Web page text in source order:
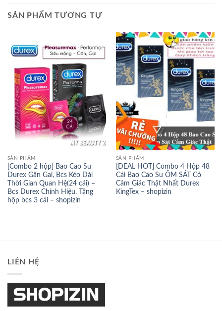
SẢN PHẨM TƯƠNG TỰ
SẢN PHẨM
[Combo 2 hộp] Bao Cao Su
Durex Gân Gai, Bcs Kéo Dài
Thời Gian Quan Hệ(24 cái) –
Bcs Durex Chính Hiệu. Tặng
hộp bcs 3 cái – shopizin
SẢN PHẨM
[DEAL HOT] Combo 4 Hộp 48
Cái Bao Cao Su ÔM SÁT Có
Cảm Giác Thật Nhất Durex
KingTex – shopizin
LIÊN HỆ